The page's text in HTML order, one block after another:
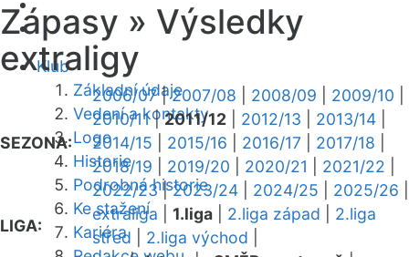
Klub
Základní údaje
Vedení a kontakty
Logo
Historie
Podrobná historie
Ke stažení
Kariéra
Zápasy » Výsledky
extraligy
SEZONA:
2006/07|2007/08 2008/09 2009/10
2010/11|2011/12 2012/13 2013/14
2014/15
2015/16 2016/17 2017/18
2018/19
2019/20 2020/21 2021/22
2022/23|2023/24 2024/25 2025/26
LIGA:
extraliga 1.liga 2.liga západ
2.liga
střed
2.liga východ